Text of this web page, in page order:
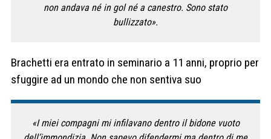
non andava né in gol né a canestro. Sono stato
bullizzato».
Brachetti era entrato in seminario a 11 anni, proprio per
sfuggire ad un mondo che non sentiva suo
«I miei compagni mi infilavano dentro il bidone vuoto